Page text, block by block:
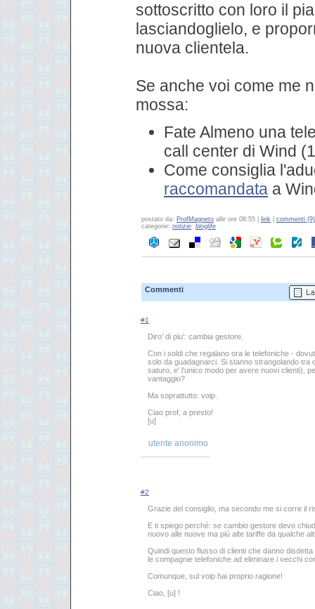
sottoscritto con loro il
lasciandoglielo, e
nuova clientela.
Se anche voi come me
mossa:
Fate Almeno una
call center di Wind
Come consiglia
raccomandata a
postato da: ProfMagneto alle ore 08:55 | link
commenti (9)
categorie: notizie bloglife
Commenti
#1
Diro' di piu': cambia gestore.
Con i soldi che regalano ora le telefoniche -
solo da guadagnarci. Si stanno strangolando tra
saturo, e' l'unico modo per avere nuovi clienti),
vantaggio?
Ma soprattutto: voip.
Ciao prof, a presto!
[u]
utente anonimo
#2
Grazie del consiglio, ma secondo me si corre il
E ti spiego perché: se cambio gestore devo
nuovo alle nuove ma più alte tariffe da qualche
Quindi questo flusso di clienti che danno
le compagnie telefoniche ad eliminare i vecchi
Comunque, sul voip hai proprio ragione!
Ciao, [u] !